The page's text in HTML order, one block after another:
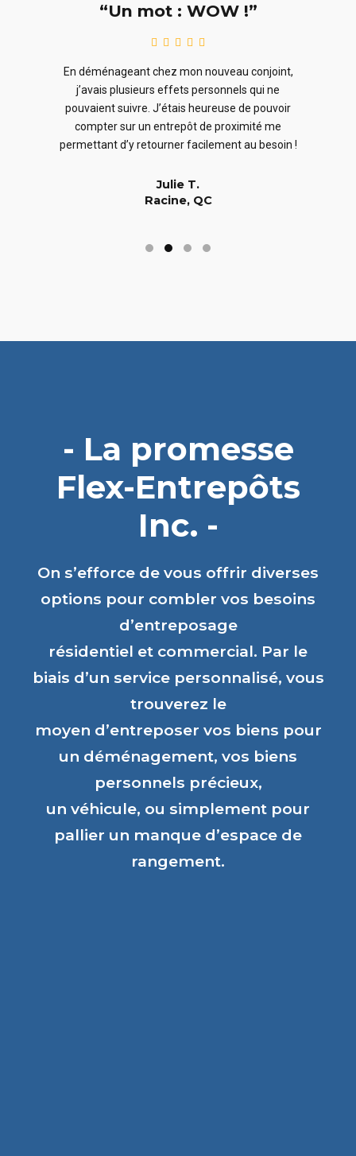
“Un mot : WOW !”
En déménageant chez mon nouveau conjoint,
j’avais plusieurs effets personnels qui ne
pouvaient suivre. J’étais heureuse de pouvoir
compter sur un entrepôt de proximité me
permettant d’y retourner facilement au besoin !
Julie T.
Racine, QC
- La promesse
Flex-Entrepôts
Inc. -
On s’efforce de vous offrir diverses
options pour combler vos besoins
d’entreposage
résidentiel et commercial. Par le
biais d’un service personnalisé, vous
trouverez le
moyen d’entreposer vos biens pour
un déménagement, vos biens
personnels précieux,
un véhicule, ou simplement pour
pallier un manque d’espace de
rangement.